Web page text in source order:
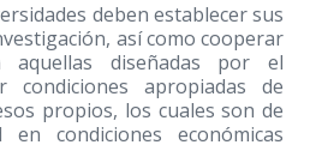
deben establecer sus
así como cooperar
aquellas diseñadas por el
condiciones apropiadas de
propios, los cuales son de
en condiciones económicas